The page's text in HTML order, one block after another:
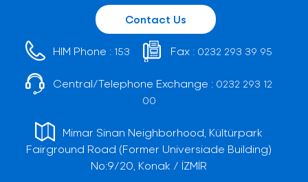
Contact Us
HIM Phone : 153 Fax : 0232 293 39 95
Central/Telephone Exchange : 0232 293 12
00
Mimar Sinan Neighborhood, Kültürpark
Fairground Road (Former Universiade Building)
No:9/20, Konak / İZMİR